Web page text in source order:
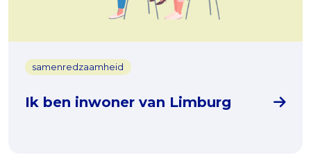
samenredzaamheid
Ik ben inwoner van Limburg